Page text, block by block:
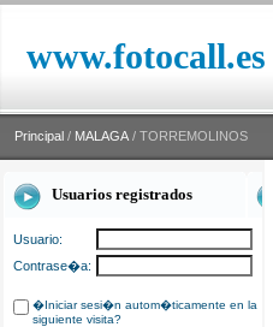
www.fotocall.es
Principal / MALAGA / TORREMOLINOS
Usuarios registrados
Usuario:
Contrase�a:
�Iniciar sesi�n autom�ticamente en la
siguiente visita?